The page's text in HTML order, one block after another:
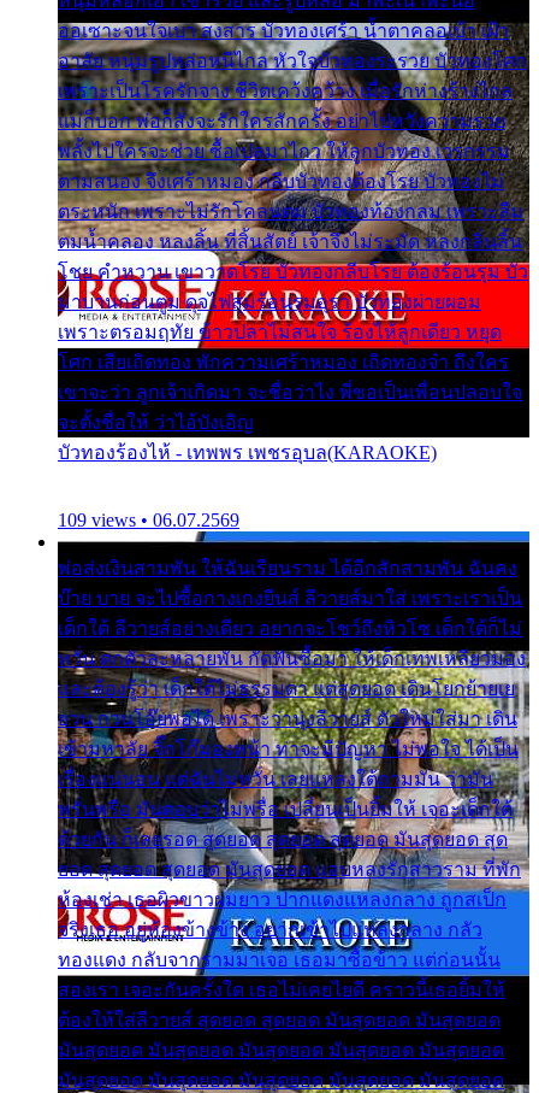
ออเซาะจนใจเบา สงสาร บัวทองเศร้า น้ำตาคลอเบ้า เฝ้า
อาลัย หนุ่มรูปหล่อหนีไกล หัวใจบัวทองระรวย บัวทองโศก
เพราะเป็นโรครักจาง ชีวิตเคว้งคว้าง เมื่อรักห่างร้างไกล
แม่ก็บอก พ่อก็สั่งจะรักใครสักครั้ง อย่าไปหวังความรวย
พลั้งไปใครจะช่วย ซื้อเปลมาไกว ให้ลูกบัวทอง เวรกรรม
ตามสนอง จึงเศร้าหมอง กลีบบัวทองต้องโรย บัวทองไม่
ตระหนัก เพราะไม่รักโคลนตม บัวทองท้องกลม เพราะลืม
ตมน้ำคลอง หลงลิ้น ที่สิ้นสัตย์ เจ้าจึงไม่ระมัด หลงกลิ่นลิ้น
โชย คำหวาน เขาวาดโรย บัวทองกลีบโรย ต้องร้อนรุม บัว
มาบานก่อนตูม ดุจไฟสุมร้อนรุมอุรา บัวทองผ่ายผอม
เพราะตรอมฤทัย ข้าวปลาไม่สนใจ ร้องไห้ลูกเดียว หยุด
โศก เสียเถิดทอง พักความเศร้าหมอง เถิดทองจ๋า ถึงใคร
เขาจะว่า ลูกเจ้าเกิดมา จะชื่อว่าไง พี่ขอเป็นเพื่อนปลอบใจ
จะตั้งชื่อให้ ว่าไอ้บังเอิญ
บัวทองร้องไห้ - เทพพร เพชรอุบล(KARAOKE)
109 views • 06.07.2569
พ่อส่งเงินสามพัน ให้ฉันเรียนราม ได้อีกสักสามพัน ฉันคง
บ๊าย บาย จะไปซื้อกางเกงยีนส์ ลีวายส์มาใส่ เพราะเราเป็น
เด็กใต้ ลีวายส์อย่างเดียว อยากจะโชว์ถึงหิวโซ เด็กใต้ก็ไม่
หวั่น ตกตัวละหลายพัน กัดฟันซื้อมา ให้เด็กเทพเหลียวมอง
และต้องรู้ว่า เด็กใต้ไม่ธรรมดา แต่สุดยอด เดินโยกย้ายเย
ยวน กวนโอ๊ยพอได้ เพราะว่านุ่งลีวายส์ ตัวใหม่ใส่มา เดิน
เข้ามหาลัย จิ๊กโก๊มองหน้า ท่าจะมีปัญหา ไม่พอใจ ได้เป็น
เรื่องแน่นอน แต่ฉันไม่หวั่น เลยแหลงใต้ถามมัน ว่ามัน
พรั่นพรือ มันตอบว่าไม่พรื่อ เปลี่ยนเป็นยิ้มให้ เจอะเด็กใต้
ด้วยกัน ก็เลยรอด สุดยอด สุดยอด สุดยอด มันสุดยอด สุด
ยอด สุดยอด สุดยอด มันสุดยอด แอบหลงรักสาวราม ที่พัก
ห้องเช่า เธอผิวขาวผมยาว ปากแดงแหลงกลาง ถูกสเป็ก
จริงเธอ อยู่ห้องข้างข้าง อยากเข้าไปแหลงกลาง กลัว
ทองแดง กลับจากรามมาเจอ เธอมาซื้อข้าว แต่ก่อนนั้น
สองเรา เจอะกันครั้งใด เธอไม่เคยไยดี คราวนี้เธอยิ้มให้
ต้องให้ใส่ลีวายส์ สุดยอด สุดยอด มันสุดยอด มันสุดยอด
มันสุดยอด มันสุดยอด มันสุดยอด มันสุดยอด มันสุดยอด
มันสุดยอด มันสุดยอด มันสุดยอด มันสุดยอด มันสุดยอด